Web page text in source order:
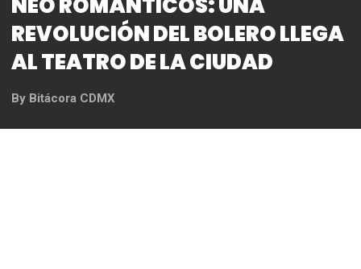
NEO ROMÁNTICOS: UNA
REVOLUCIÓN DEL BOLERO LLEGA
AL TEATRO DE LA CIUDAD